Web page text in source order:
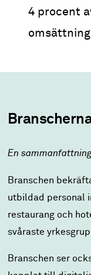
4 procent
En
Branschen
utbildad personal
restaurang och
svåraste
Branschen ser